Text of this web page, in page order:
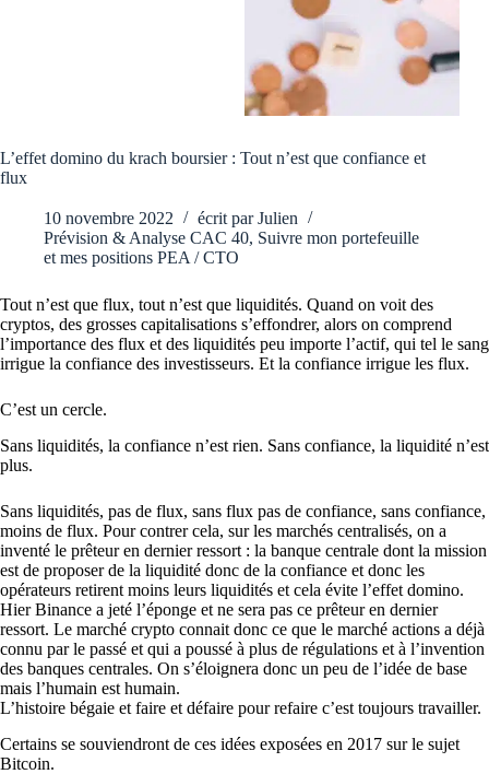
L’effet domino du krach boursier : Tout n’est que confiance et
flux
10 novembre 2022 écrit par Julien
Prévision & Analyse CAC 40, Suivre mon portefeuille
et mes positions PEA / CTO
Tout n’est que flux, tout n’est que liquidités. Quand on voit des
cryptos, des grosses capitalisations s’effondrer, alors on comprend
l’importance des flux et des liquidités peu importe l’actif, qui tel le sang
irrigue la confiance des investisseurs. Et la confiance irrigue les flux.
C’est un cercle.
Sans liquidités, la confiance n’est rien. Sans confiance, la liquidité n’est
plus.
Sans liquidités, pas de flux, sans flux pas de confiance, sans confiance,
moins de flux. Pour contrer cela, sur les marchés centralisés, on a
inventé le prêteur en dernier ressort : la banque centrale dont la mission
est de proposer de la liquidité donc de la confiance et donc les
opérateurs retirent moins leurs liquidités et cela évite l’effet domino.
Hier Binance a jeté l’éponge et ne sera pas ce prêteur en dernier
ressort. Le marché crypto connait donc ce que le marché actions a déjà
connu par le passé et qui a poussé à plus de régulations et à l’invention
des banques centrales. On s’éloignera donc un peu de l’idée de base
mais l’humain est humain.
L’histoire bégaie et faire et défaire pour refaire c’est toujours travailler.
Certains se souviendront de ces idées exposées en 2017 sur le sujet
Bitcoin.